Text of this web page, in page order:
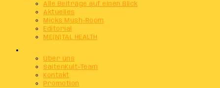
Alle Beiträge auf einen Blick
Aktuelles
Micks Mush-Room
Editorial
ME(N)TAL HEALTH
Über uns
SaitenKult-Team
Kontakt
Promotion